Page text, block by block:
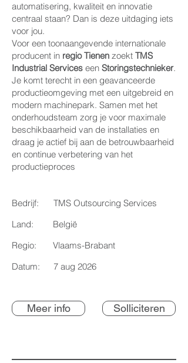
automatisering, kwaliteit en innovatie
centraal staan? Dan is deze uitdaging iets
voor jou.
Voor een toonaangevende internationale
producent in regio Tienen zoekt TMS
Industrial Services een Storingstechnieker.
Je komt terecht in een geavanceerde
productieomgeving met een uitgebreid en
modern machinepark. Samen met het
onderhoudsteam zorg je voor maximale
beschikbaarheid van de installaties en
draag je actief bij aan de betrouwbaarheid
en continue verbetering van het
productieproces
Bedrijf:
TMS Outsourcing Services
Land:
België
Regio:
Vlaams-Brabant
Datum:
7 aug 2026
Meer info Solliciteren